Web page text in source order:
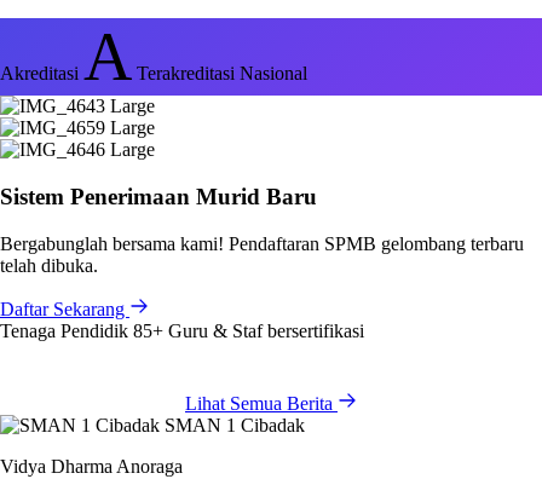
Akreditasi A Terakreditasi Nasional
Sistem Penerimaan Murid Baru
Bergabunglah bersama kami! Pendaftaran SPMB gelombang terbaru
telah dibuka.
Daftar Sekarang
Tenaga Pendidik 85+ Guru & Staf bersertifikasi
Lihat Semua Berita
SMAN 1 Cibadak
Vidya Dharma Anoraga